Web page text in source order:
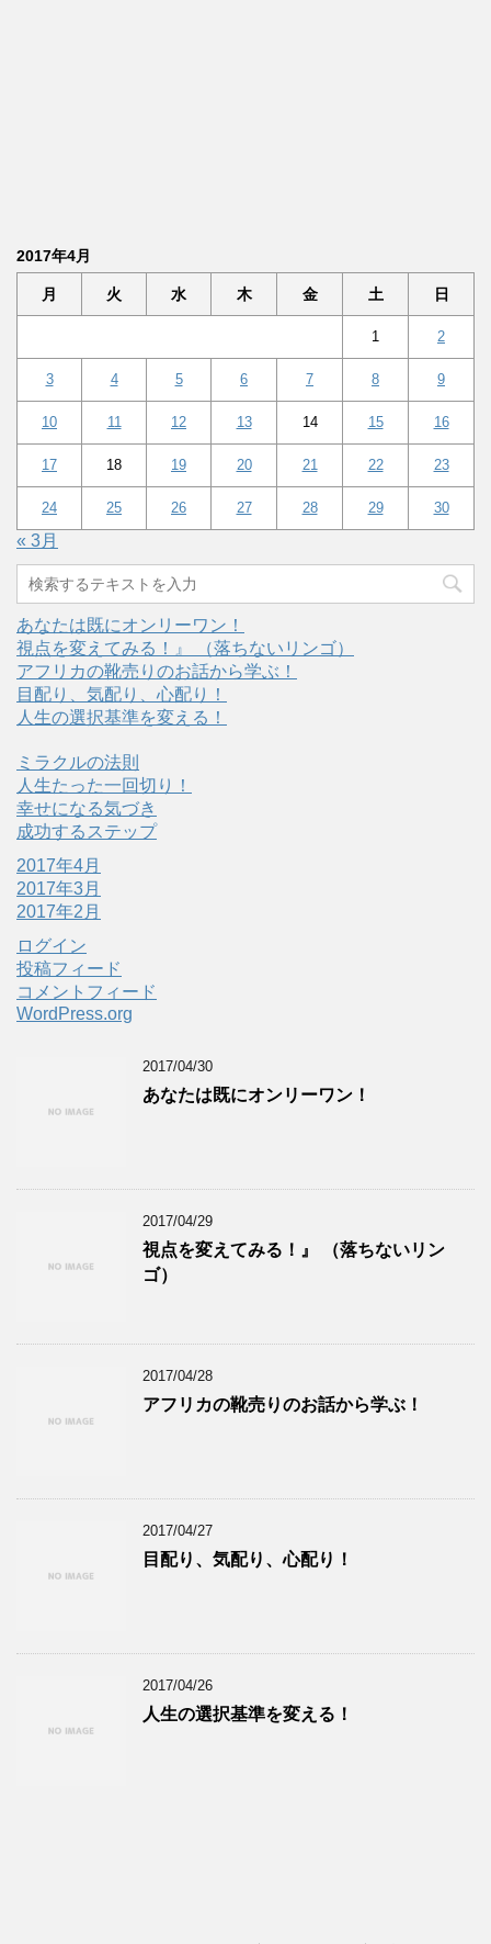
2017年4月
月 火 水 木 金 土 日
1 2
3 4 5 6 7 8 9
10 11 12 13 14 15 16
17 18 19 20 21 22 23
24 25 26 27 28 29 30
« 3月
あなたは既にオンリーワン！
視点を変えてみる！』 （落ちないリンゴ）
アフリカの靴売りのお話から学ぶ！
目配り、気配り、心配り！
人生の選択基準を変える！
ミラクルの法則
人生たった一回切り！
幸せになる気づき
成功するステップ
2017年4月
2017年3月
2017年2月
ログイン
投稿フィード
コメントフィード
WordPress.org
2017/04/30
あなたは既にオンリーワン！
2017/04/29
視点を変えてみる！』 （落ちないリン
ゴ）
2017/04/28
アフリカの靴売りのお話から学ぶ！
2017/04/27
目配り、気配り、心配り！
2017/04/26
人生の選択基準を変える！